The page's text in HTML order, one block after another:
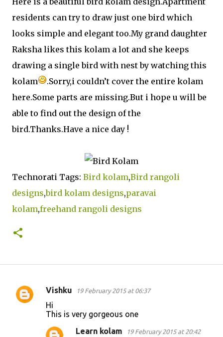
residents can try to draw just one bird which
looks simple and elegant too.My grand daughter
Raksha likes this kolam a lot and she keeps
drawing a single bird with nest by watching this
kolam
.Sorry,i couldn’t cover the entire kolam
here.Some parts are missing.But i hope u will be
able to find out the design of the
bird.Thanks.Have a nice day !
Technorati Tags: Bird kolam,Bird rangoli
designs,bird kolam designs,paravai
kolam,freehand rangoli designs
C
Vishku 19 February 2015 at 06:37
Hi
This is very gorgeous one
Learn kolam 19 February 2015 at 20:42